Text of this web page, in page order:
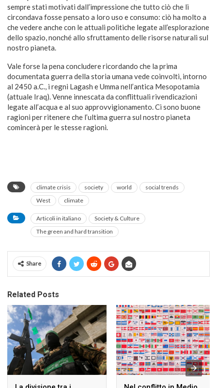
sempre stati motivati ​​dall’impressione che tutto ciò che li
circondava fosse pensato a loro uso e consumo: ciò ha molto a
che vedere anche con le attuali politiche legate all’esplorazione
dello spazio, nonché allo sfruttamento delle risorse naturali sul
nostro pianeta.
Vale forse la pena concludere ricordando che la prima
documentata guerra della storia umana vede coinvolti, intorno
al 2450 a.C., i regni Lagash e Umma nell’antica Mesopotamia
(attuale Iraq). Venne innescata da conflittuali rivendicazioni
legate all’acqua e al suo approvvigionamento. Ci sono buone
ragioni per ritenere che l’ultima guerra sul nostro pianeta
comincerà per le stesse ragioni.
climate crisis society world
social trends
West
climate
Articoli in italiano
Society & Culture
The green and hard transition
Share
Related Posts